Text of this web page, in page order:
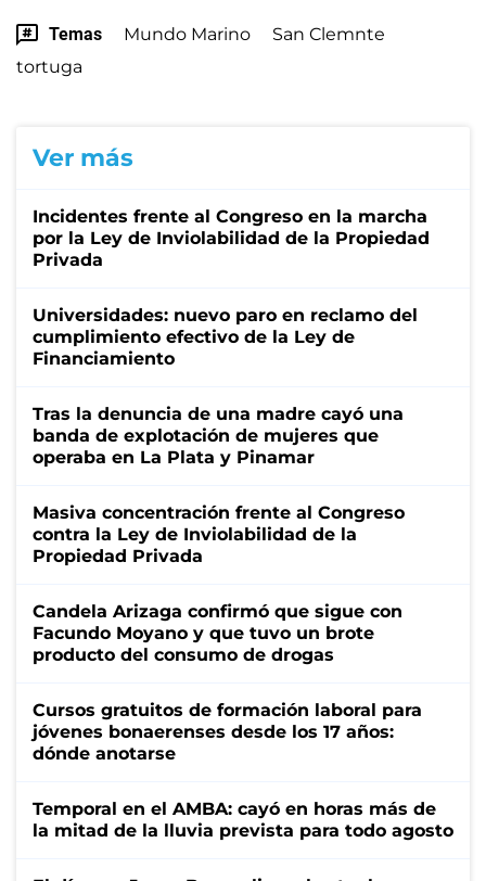
Temas Mundo Marino
San Clemnte
tortuga
Ver más
Incidentes frente al Congreso en la marcha
por la Ley de Inviolabilidad de la Propiedad
Privada
Universidades: nuevo paro en reclamo del
cumplimiento efectivo de la Ley de
Financiamiento
Tras la denuncia de una madre cayó una
banda de explotación de mujeres que
operaba en La Plata y Pinamar
Masiva concentración frente al Congreso
contra la Ley de Inviolabilidad de la
Propiedad Privada
Candela Arizaga confirmó que sigue con
Facundo Moyano y que tuvo un brote
producto del consumo de drogas
Cursos gratuitos de formación laboral para
jóvenes bonaerenses desde los 17 años:
dónde anotarse
Temporal en el AMBA: cayó en horas más de
la mitad de la lluvia prevista para todo agosto